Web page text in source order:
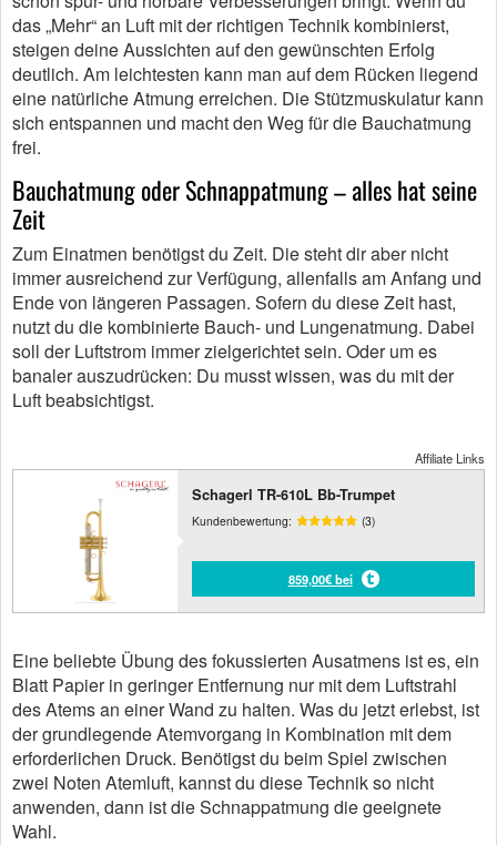
das „Mehr“ an Luft mit der richtigen Technik kombinierst,
steigen deine Aussichten auf den gewünschten Erfolg
deutlich. Am leichtesten kann man auf dem Rücken liegend
eine natürliche Atmung erreichen. Die Stützmuskulatur kann
sich entspannen und macht den Weg für die Bauchatmung
frei.
Bauchatmung oder Schnappatmung – alles hat seine
Zeit
Zum Einatmen benötigst du Zeit. Die steht dir aber nicht
immer ausreichend zur Verfügung, allenfalls am Anfang und
Ende von längeren Passagen. Sofern du diese Zeit hast,
nutzt du die kombinierte Bauch- und Lungenatmung. Dabei
soll der Luftstrom immer zielgerichtet sein. Oder um es
banaler auszudrücken: Du musst wissen, was du mit der
Luft beabsichtigst.
Affiliate Links
Schagerl TR-610L Bb-Trumpet
Kundenbewertung: (3)
859,00€ bei
Eine beliebte Übung des fokussierten Ausatmens ist es, ein
Blatt Papier in geringer Entfernung nur mit dem Luftstrahl
des Atems an einer Wand zu halten. Was du jetzt erlebst, ist
der grundlegende Atemvorgang in Kombination mit dem
erforderlichen Druck. Benötigst du beim Spiel zwischen
zwei Noten Atemluft, kannst du diese Technik so nicht
anwenden, dann ist die Schnappatmung die geeignete
Wahl.